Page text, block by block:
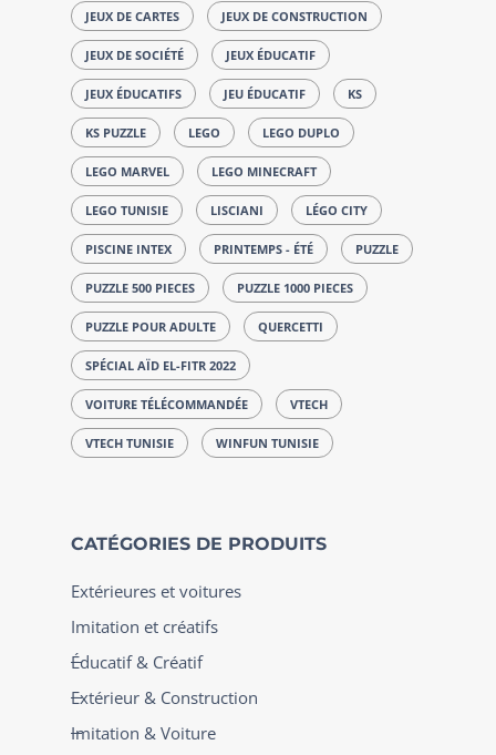
JEUX DE CARTES JEUX DE CONSTRUCTION
JEUX DE SOCIÉTÉ JEUX ÉDUCATIF
JEUX ÉDUCATIFS JEU ÉDUCATIF KS
KS PUZZLE LEGO LEGO DUPLO
LEGO MARVEL LEGO MINECRAFT
LEGO TUNISIE LISCIANI LÉGO CITY
PISCINE INTEX PRINTEMPS - ÉTÉ PUZZLE
PUZZLE 500 PIECES PUZZLE 1000 PIECES
PUZZLE POUR ADULTE QUERCETTI
SPÉCIAL AÏD EL-FITR 2022
VOITURE TÉLÉCOMMANDÉE VTECH
VTECH TUNISIE WINFUN TUNISIE
CATÉGORIES DE PRODUITS
Extérieures et voitures
Imitation et créatifs
Éducatif & Créatif
Extérieur & Construction
Imitation & Voiture